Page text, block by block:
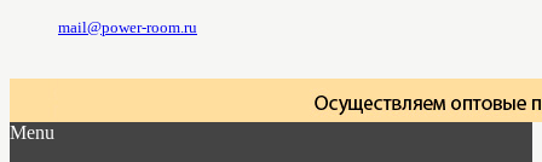
mail@power-room.ru
Menu